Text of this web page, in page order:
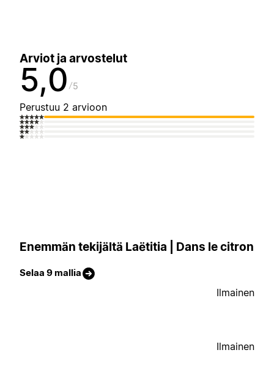
Arviot ja arvostelut
5,0 5
Perustuu 2 arvioon
Enemmän tekijältä Laëtitia | Dans le citron
Selaa 9 mallia
Ilmainen
Ilmainen